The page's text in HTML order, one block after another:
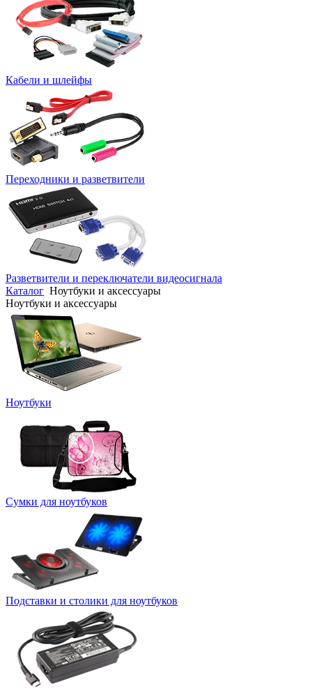
Кабели и шлейфы
Переходники и разветвители
Разветвители и переключатели видеосигнала
Каталог Ноутбуки и аксессуары
Ноутбуки и аксессуары
Ноутбуки
Сумки для ноутбуков
Подставки и столики для ноутбуков